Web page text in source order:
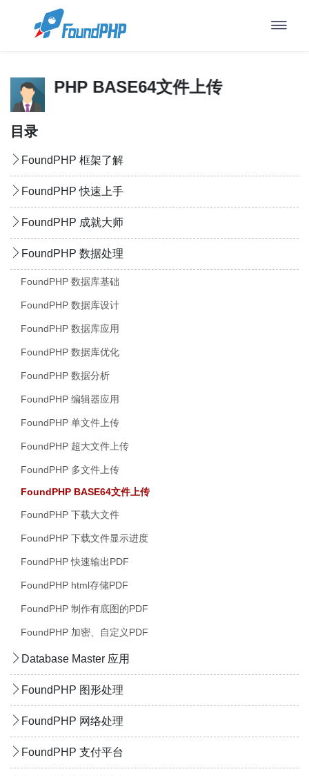
BASE64文件上传
目录
FoundPHP 框架了解
FoundPHP 快速上手
FoundPHP 成就大师
FoundPHP 数据处理
FoundPHP 数据库基础
FoundPHP 数据库设计
FoundPHP 数据库应用
FoundPHP 数据库优化
FoundPHP 数据分析
FoundPHP 编辑器应用
FoundPHP 单文件上传
FoundPHP 超大文件上传
FoundPHP 多文件上传
FoundPHP BASE64文件上传
FoundPHP 下载大文件
FoundPHP 下载文件显示进度
FoundPHP 快速输出PDF
FoundPHP html存储PDF
FoundPHP 制作有底图的PDF
FoundPHP 加密、自定义PDF
Database Master 应用
FoundPHP 图形处理
FoundPHP 网络处理
FoundPHP 支付平台